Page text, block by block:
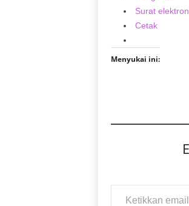
Surat
Cetak
Menyukai ini:
Ketikkan email Anda...